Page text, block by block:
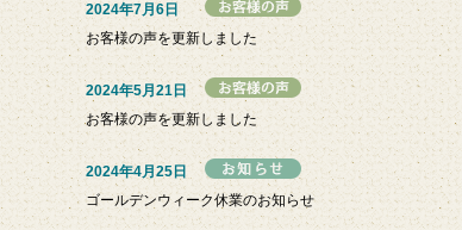
2024年7月6日
お客様の声を更新しました
2024年5月21日
お客様の声を更新しました
2024年4月25日
ゴールデンウィーク休業のお知らせ